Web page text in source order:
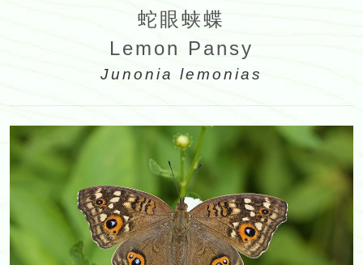
蛇眼蛱蝶
Lemon Pansy
Junonia lemonias